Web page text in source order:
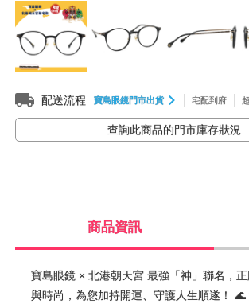
配送流程 寶島眼鏡門市出貨 宅配到府
查詢此商品的門市庫存狀況
商品資訊
寶島眼鏡 × 北港朝天宮 最強「神」聯名，
與時尚，為您加持開運、守護人生順遂！